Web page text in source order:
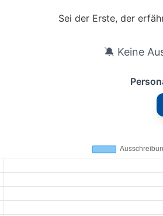
Sei der Erste, der
🔕 Keine